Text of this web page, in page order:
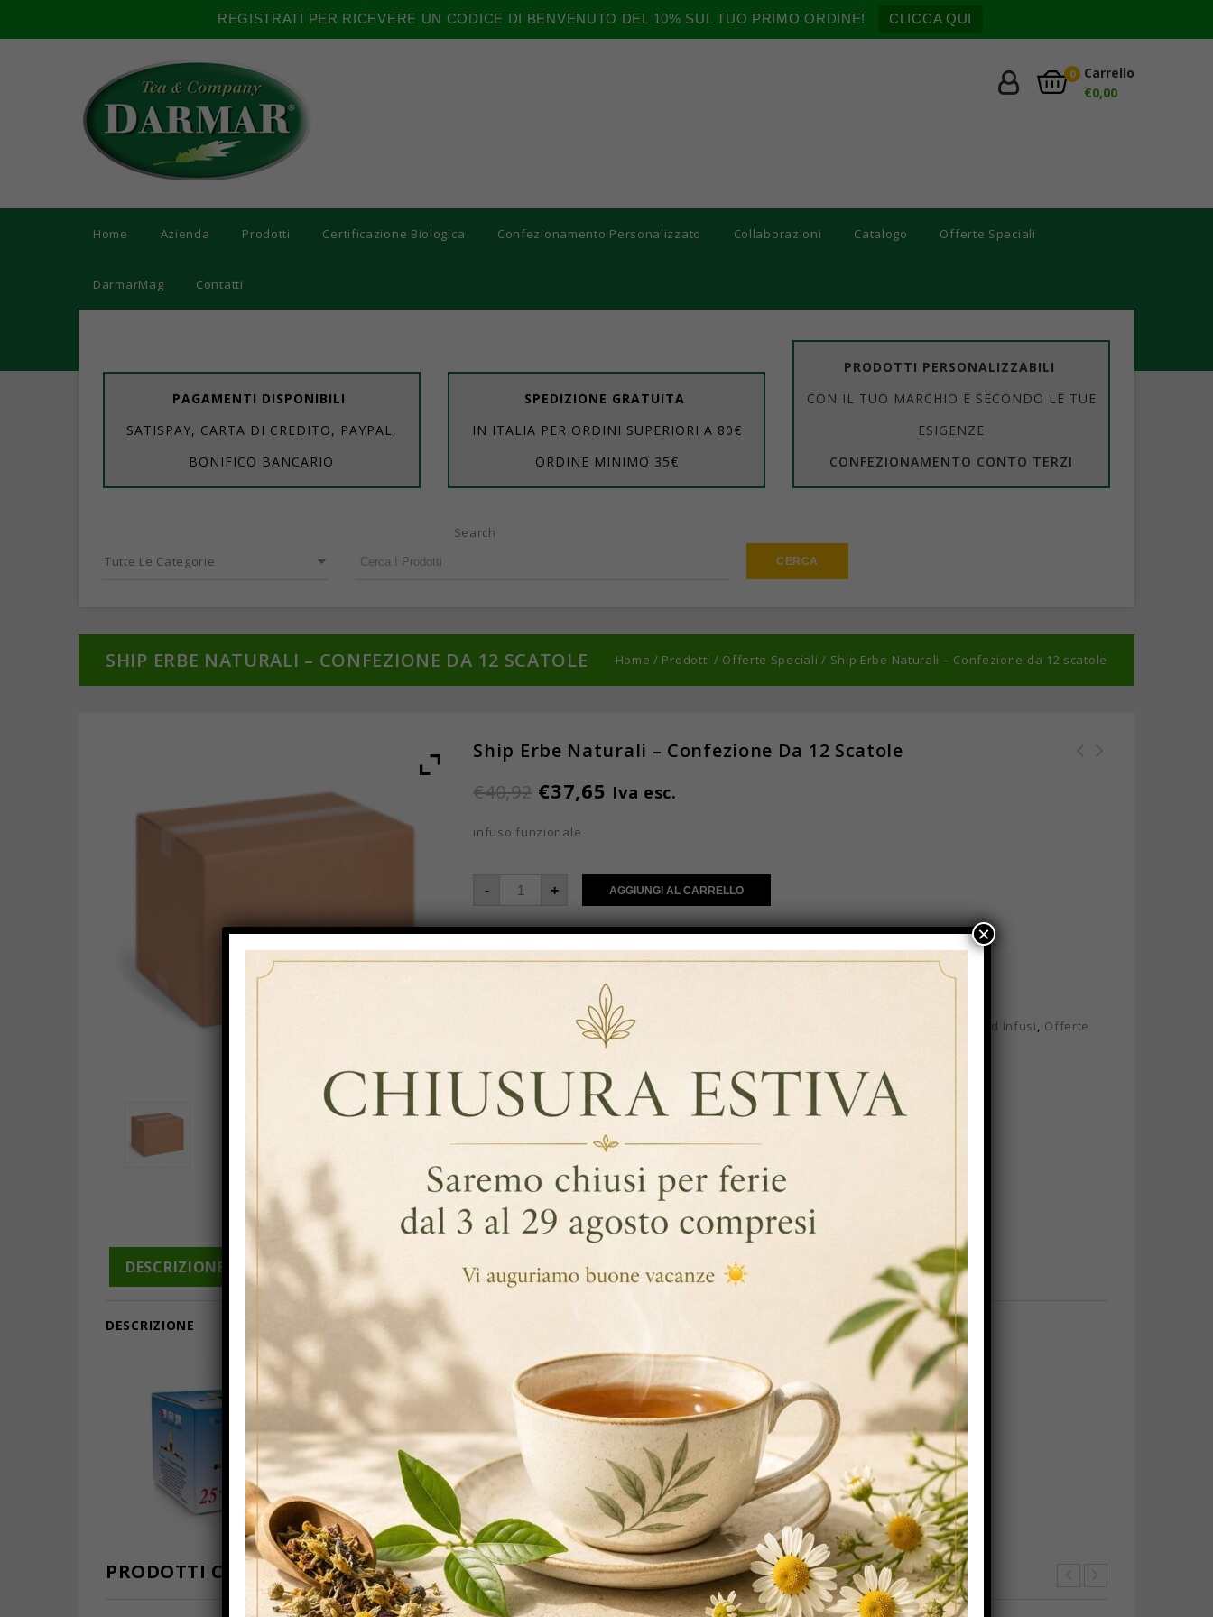
REGISTRATI PER RICEVERE UN CODICE DI BENVENUTO DEL 10% SUL TUO PRIMO ORDINE! CLICCA QUI
0
Carrello
€0,00
Home Azienda Prodotti Certificazione Biologica Confezionamento Personalizzato Collaborazioni Catalogo Offerte Speciali
DarmarMag Contatti
PAGAMENTI DISPONIBILI
SATISPAY, CARTA DI CREDITO, PAYPAL,
BONIFICO BANCARIO
SPEDIZIONE GRATUITA
IN ITALIA PER ORDINI SUPERIORI A 80€
ORDINE MINIMO 35€
PRODOTTI PERSONALIZZABILI
CON IL TUO MARCHIO E SECONDO LE TUE
ESIGENZE
CONFEZIONAMENTO CONTO TERZI
Search
Tutte Le Categorie
SHIP ERBE NATURALI – CONFEZIONE DA 12 SCATOLE Home / Prodotti / Offerte Speciali / Ship Erbe Naturali – Confezione da 12 scatole
Ship Erbe Naturali – Confezione Da 12 Scatole
€40,92 €37,65 Iva esc.
infuso funzionale
- + AGGIUNGI AL CARRELLO
Aggiungi Alla Lista Dei Desideri
Tè e tisane,Tè e tisane in filtro classico Tisane ed Infusi, Offerte
Brand:Ship
DESCRIZIONE INFORMAZIONI AGGIUNTIVE
DESCRIZIONE
Infuso funzionale: Stimolante della motilità intestinale. Bustine ermetiche
PRODOTTI CORRELATI
×